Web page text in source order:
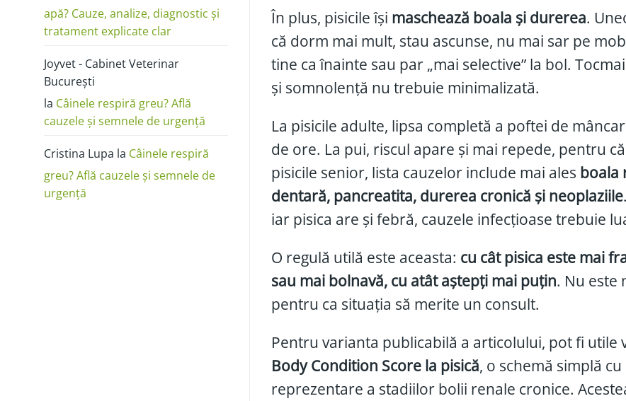
apă? Cauze, analize, diagnostic și
tratament explicate clar
Joyvet - Cabinet Veterinar
București
la Câinele respiră greu? Află
cauzele și semnele de urgență
Cristina Lupa la Câinele respiră
greu? Află cauzele și semnele de
urgență
În plus, pisicile își maschează boala și durerea.
că dorm mai mult, stau ascunse, nu mai sar pe
tine ca înainte sau par „mai selective” la bol.
și somnolență nu trebuie minimalizată.
La pisicile adulte, lipsa completă a poftei de
de ore. La pui, riscul apare și mai repede, pentru
pisicile senior, lista cauzelor include mai ales boala
dentară, pancreatita, durerea cronică și neoplaziile
iar pisica are și febră, cauzele infecțioase trebuie
O regulă utilă este aceasta: cu cât pisica este mai
sau mai bolnavă, cu atât aștepți mai puțin. Nu este
pentru ca situația să merite un consult.
Pentru varianta publicabilă a articolului, pot fi utile
Body Condition Score la pisică, o schemă simplă
reprezentare a stadiilor bolii renale cronice.